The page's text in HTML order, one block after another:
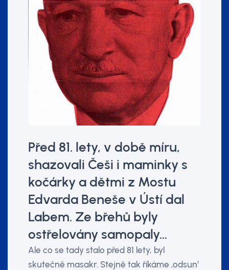
Před 81. lety, v době míru,
shazovali Češi i maminky s
kočárky a dětmi z Mostu
Edvarda Beneše v Ústí dal
Labem. Ze břehů byly
ostřelovány samopaly…
Ale co se tady stalo před 81 lety, byl
skutečně masakr. Stejně tak říkáme ‚odsun‘